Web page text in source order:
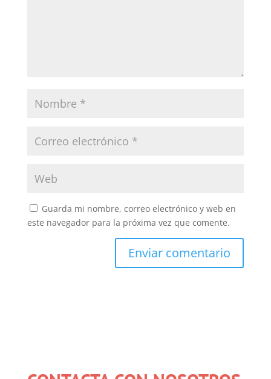
Guarda mi nombre, correo electrónico y web en
este navegador para la próxima vez que comente.